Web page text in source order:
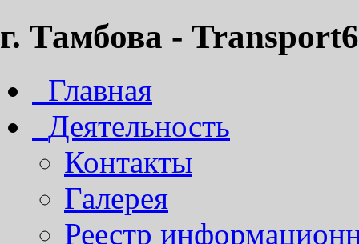
г. Тамбова -
Главная
Деятельность
Контакты
Галерея
Реестр